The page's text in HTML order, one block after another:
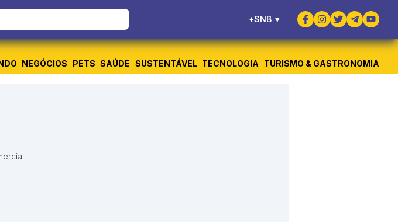
+SNB ▾
NEGÓCIOS PETS SAÚDE SUSTENTÁVEL TECNOLOGIA TURISMO & GASTRONOMIA